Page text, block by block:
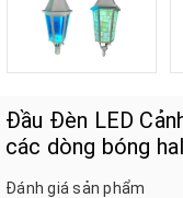
Đầu Đèn LED
các dòng bóng
Đánh giá sản phẩm